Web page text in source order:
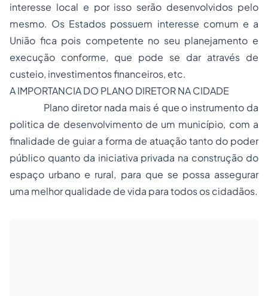
interesse local e por isso serão desenvolvidos pelo
mesmo. Os Estados possuem interesse comum e a
União fica pois competente no seu planejamento e
execução conforme, que pode se dar através de
custeio, investimentos financeiros, etc.
A IMPORTANCIA DO PLANO DIRETOR NA CIDADE
Plano diretor nada mais é que o instrumento da
politica de desenvolvimento de um município, com a
finalidade de guiar a forma de atuação tanto do poder
público quanto da iniciativa privada na construção do
espaço urbano e rural, para que se possa assegurar
uma melhor qualidade de vida para todos os cidadãos.